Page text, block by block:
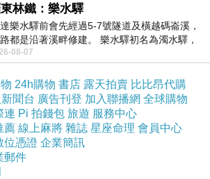
林鐵：樂水驛
樂水驛前會先經過5-7號隧道及橫越碼崙溪，
都是沿著溪畔修建。 樂水驛初名為濁水驛，
與臺鐵集集線車站同名，於1953
08-07
24h購物 書店 露天拍賣 比比昂代購
聞台 廣告刊登 加入聯播網 全球購物
連 Pi 拍錢包 旅遊 服務中心
薦 線上麻將 雜誌 星座命理 會員中心
位憑證 企業簡訊
郵件